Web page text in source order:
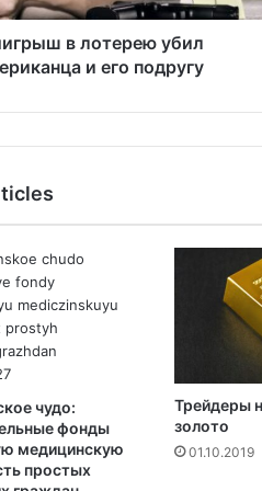
в лотерею убил
и его подругу
чудо:
фонды
медицинскую
простых
Трейдеры
золото
01.10.2019